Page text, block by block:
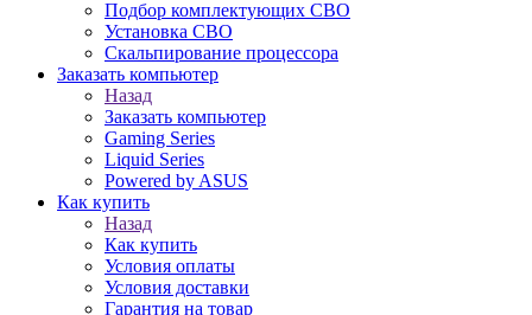
Подбор комплектующих СВО
Установка СВО
Скальпирование процессора
Заказать компьютер
Назад
Заказать компьютер
Gaming Series
Liquid Series
Powered by ASUS
Как купить
Назад
Как купить
Условия оплаты
Условия доставки
Гарантия на товар